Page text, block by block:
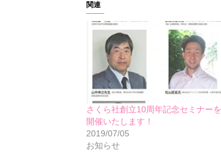
関連
さくら社創立10周年記念セミナーを
開催いたします！
2019/07/05
お知らせ